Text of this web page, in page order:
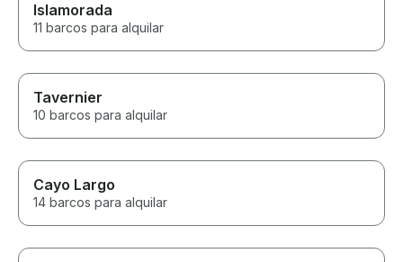
Islamorada
11 barcos para alquilar
Tavernier
10 barcos para alquilar
Cayo Largo
14 barcos para alquilar